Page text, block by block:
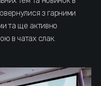
з гарними
та ще активно
в чатах слак.